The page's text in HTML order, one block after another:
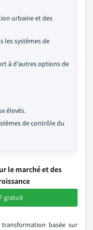
urbaine et des
les systèmes de
à d'autres options de
élevés.
de contrôle du
le marché et des
gratuit
basée sur